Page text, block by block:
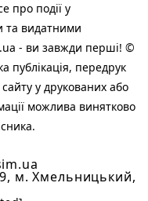
про події у
та видатними
- ви завжди перші! ©
публiкацiя, передрук
у друкованих або
можлива винятково
м. Хмельницький,